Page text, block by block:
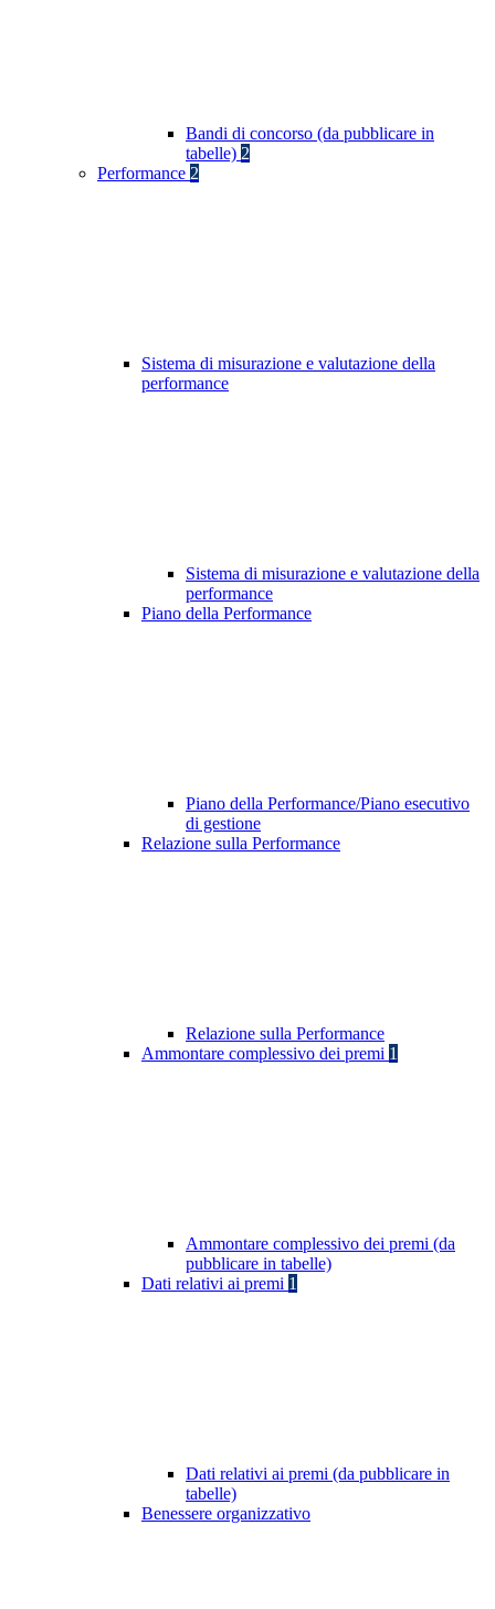
Bandi di concorso (da pubblicare in
tabelle) 2
Performance 2
Sistema di misurazione e valutazione della
performance
Sistema di misurazione e valutazione della
performance
Piano della Performance
Piano della Performance/Piano esecutivo
di gestione
Relazione sulla Performance
Relazione sulla Performance
Ammontare complessivo dei premi 1
Ammontare complessivo dei premi (da
pubblicare in tabelle)
Dati relativi ai premi 1
Dati relativi ai premi (da pubblicare in
tabelle)
Benessere organizzativo